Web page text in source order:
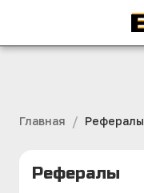
Главная / Рефералы
Рефералы